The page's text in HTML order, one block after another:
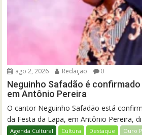
ago 2, 2026 Redação 0
Neguinho Safadão é confirmado
em Antônio Pereira
O cantor Neguinho Safadão está
da Festa da Lapa, em Antônio Pereira,
Agenda Cultural Cultura Destaque Ouro